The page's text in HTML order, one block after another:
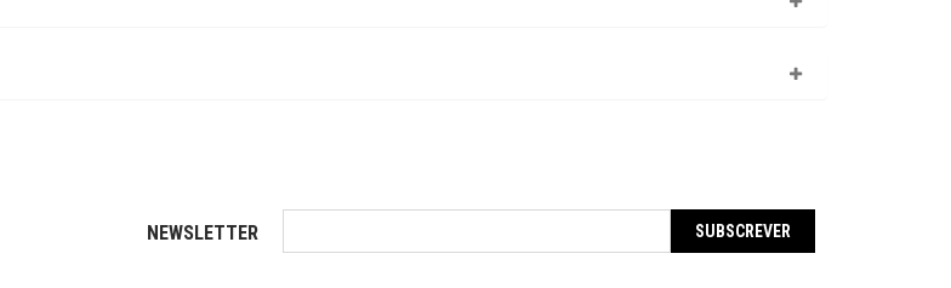
NEWSLETTER SUBSCREVER